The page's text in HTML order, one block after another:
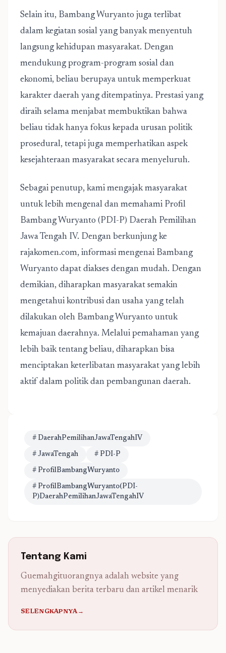
Selain itu, Bambang Wuryanto juga terlibat
dalam kegiatan sosial yang banyak menyentuh
langsung kehidupan masyarakat. Dengan
mendukung program-program sosial dan
ekonomi, beliau berupaya untuk memperkuat
karakter daerah yang ditempatinya. Prestasi yang
diraih selama menjabat membuktikan bahwa
beliau tidak hanya fokus kepada urusan politik
prosedural, tetapi juga memperhatikan aspek
kesejahteraan masyarakat secara menyeluruh.
Sebagai penutup, kami mengajak masyarakat
untuk lebih mengenal dan memahami Profil
Bambang Wuryanto (PDI-P) Daerah Pemilihan
Jawa Tengah IV. Dengan berkunjung ke
rajakomen.com, informasi mengenai Bambang
Wuryanto dapat diakses dengan mudah. Dengan
demikian, diharapkan masyarakat semakin
mengetahui kontribusi dan usaha yang telah
dilakukan oleh Bambang Wuryanto untuk
kemajuan daerahnya. Melalui pemahaman yang
lebih baik tentang beliau, diharapkan bisa
menciptakan keterlibatan masyarakat yang lebih
aktif dalam politik dan pembangunan daerah.
# DaerahPemilihanJawaTengahIV
# JawaTengah # PDI-P
# ProfilBambangWuryanto
# ProfilBambangWuryanto(PDI-
P)DaerahPemilihanJawaTengahIV
Tentang Kami
Guemahgituorangnya adalah website yang
menyediakan berita terbaru dan artikel menarik
SELENGKAPNYA→